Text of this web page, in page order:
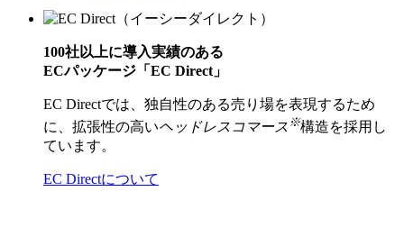
100社以上に導入実績のある
ECパッケージ「EC Direct」
EC Directでは、独自性のある売り場を表現するため
に、拡張性の高いヘッドレスコマース ※構造を採用し
ています。
EC Directについて